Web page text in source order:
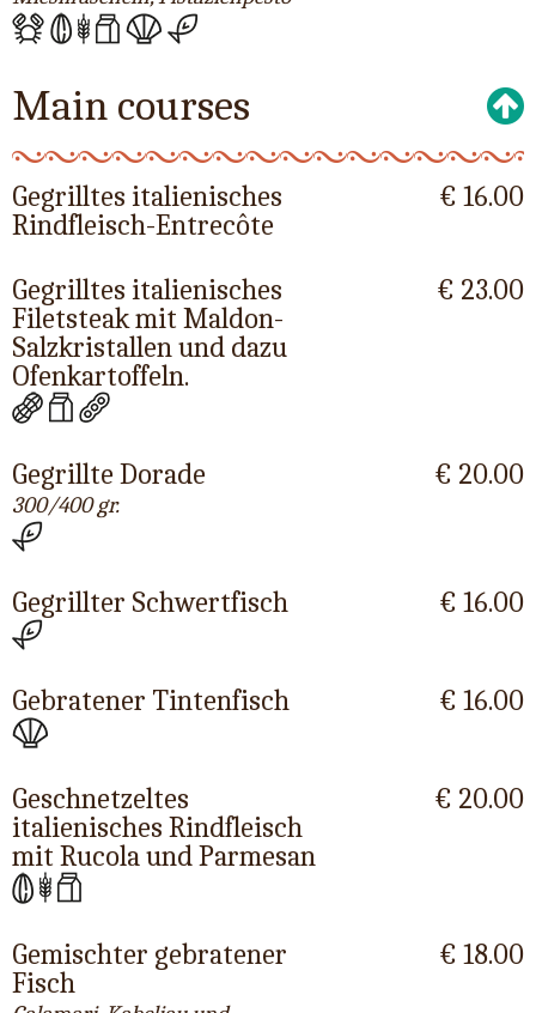
Main courses
Gegrilltes italienisches
Rindfleisch-Entrecôte
€ 16.00
Gegrilltes italienisches
Filetsteak mit Maldon-
Salzkristallen und dazu
Ofenkartoffeln.
€ 23.00
Gegrillte Dorade
300/400 gr.
€ 20.00
Gegrillter Schwertfisch € 16.00
Gebratener Tintenfisch € 16.00
Geschnetzeltes
italienisches Rindfleisch
mit Rucola und Parmesan
€ 20.00
Gemischter gebratener
Fisch
€ 18.00